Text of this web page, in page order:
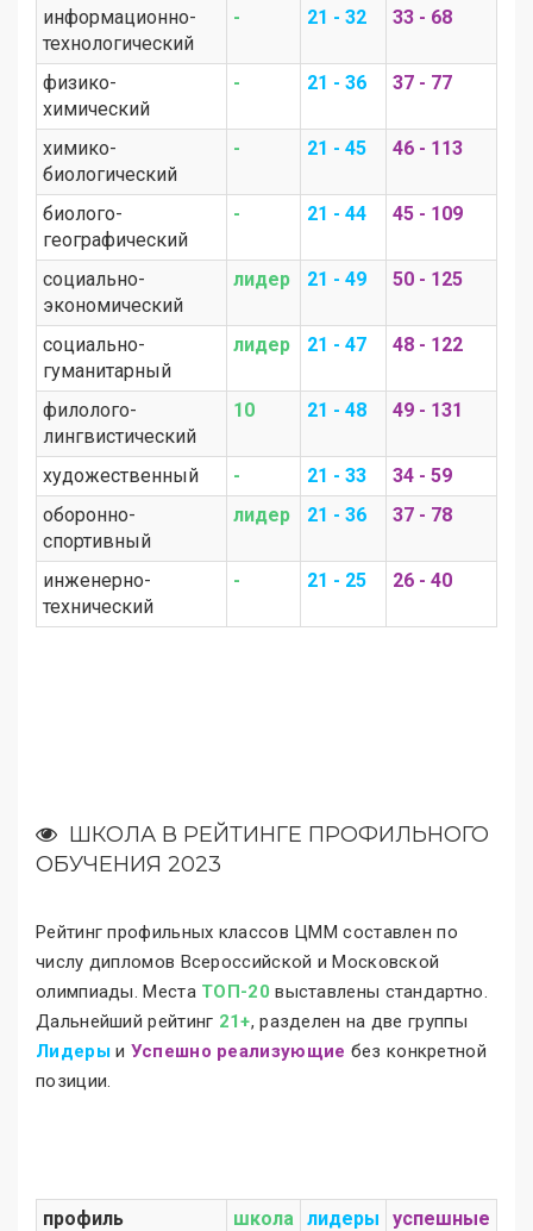
информационно-
технологический
- 21 - 32 33 - 68
физико-
химический
- 21 - 36 37 - 77
химико-
биологический
- 21 - 45 46 - 113
биолого-
географический
- 21 - 44 45 - 109
социально-
экономический
лидер 21 - 49 50 - 125
социально-
гуманитарный
лидер 21 - 47 48 - 122
филолого-
лингвистический
10 21 - 48 49 - 131
художественный - 21 - 33
34 - 59
оборонно-
спортивный
лидер 21 - 36 37 - 78
инженерно-
технический
- 21 - 25 26 - 40
ШКОЛА В РЕЙТИНГЕ ПРОФИЛЬНОГО
ОБУЧЕНИЯ 2023
Рейтинг профильных классов ЦММ составлен по
числу дипломов Всероссийской и Московской
олимпиады. Места ТОП-20 выставлены стандартно.
Дальнейший рейтинг 21+, разделен на две группы
Лидерыи Успешно реализующие без конкретной
позиции.
профиль школа лидеры
успешные